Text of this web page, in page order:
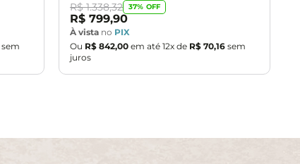
sem
R$ 1.338,32 37% OFF
R$ 799,90
À vista no PIX
Ou R$ 842,00 em até 12x de R$ 70,16 sem
juros